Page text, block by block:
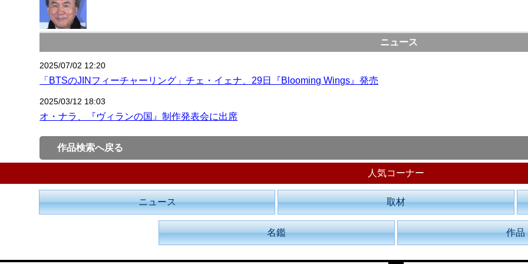
ニュース
2025/07/02 12:20
「BTSのJINフィーチャーリング」チェ・イェナ、29日『Blooming Wings』発売
2025/03/12 18:03
オ・ナラ、『ヴィランの国』制作発表会に出席
作品検索へ戻る
人気コーナー
ニュース 取材
名鑑 作品